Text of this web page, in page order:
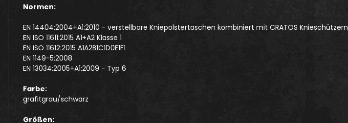
Normen:
EN 14404:2004+A1:2010 - verstellbare Kniepolstertaschen kombiniert mit CRATOS Knieschützern
EN ISO 11611:2015 A1+A2 Klasse 1
EN ISO 11612:2015 A1A2B1C1D0E1F1
EN 1149-5:2008
EN 13034:2005+A1:2009 - Typ 6
Farbe:
grafitgrau/schwarz
Größen: